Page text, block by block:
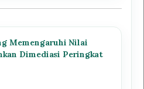
Memengaruhi Nilai
Dimediasi Peringkat